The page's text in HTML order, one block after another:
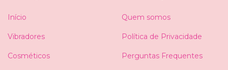
Início
Vibradores
Cosméticos
Quem somos
Política de Privacidade
Perguntas Frequentes